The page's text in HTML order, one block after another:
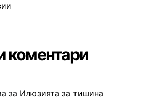
коментари
за Илюзията за тишина